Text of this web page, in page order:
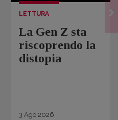
LETTURA
La Gen Z sta
riscoprendo la
distopia
3 Ago 2026